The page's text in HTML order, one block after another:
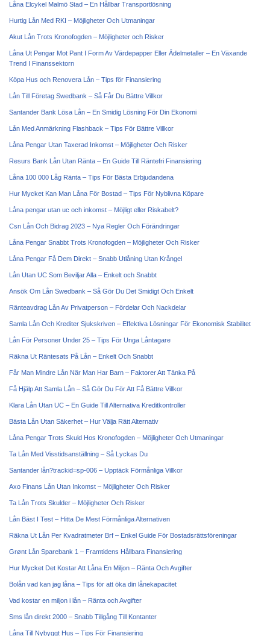
Låna Elcykel Malmö Stad – En Hållbar Transportlösning
Hurtig Lån Med RKI – Möjligheter Och Utmaningar
Akut Lån Trots Kronofogden – Möjligheter och Risker
Låna Ut Pengar Mot Pant I Form Av Värdepapper Eller Ädelmetaller – En Växande
Trend I Finanssektorn
Köpa Hus och Renovera Lån – Tips för Finansiering
Lån Till Företag Swedbank – Så Får Du Bättre Villkor
Santander Bank Lösa Lån – En Smidig Lösning För Din Ekonomi
Lån Med Anmärkning Flashback – Tips För Bättre Villkor
Låna Pengar Utan Taxerad Inkomst – Möjligheter Och Risker
Resurs Bank Lån Utan Ränta – En Guide Till Räntefri Finansiering
Låna 100 000 Låg Ränta – Tips För Bästa Erbjudandena
Hur Mycket Kan Man Låna För Bostad – Tips För Nyblivna Köpare
Låna pengar utan uc och inkomst – Möjligt eller Riskabelt?
Csn Lån Och Bidrag 2023 – Nya Regler Och Förändringar
Låna Pengar Snabbt Trots Kronofogden – Möjligheter Och Risker
Låna Pengar Få Dem Direkt – Snabb Utlåning Utan Krångel
Lån Utan UC Som Beviljar Alla – Enkelt och Snabbt
Ansök Om Lån Swedbank – Så Gör Du Det Smidigt Och Enkelt
Ränteavdrag Lån Av Privatperson – Fördelar Och Nackdelar
Samla Lån Och Krediter Sjukskriven – Effektiva Lösningar För Ekonomisk Stabilitet
Lån För Personer Under 25 – Tips För Unga Låntagare
Räkna Ut Räntesats På Lån – Enkelt Och Snabbt
Får Man Mindre Lån När Man Har Barn – Faktorer Att Tänka På
Få Hjälp Att Samla Lån – Så Gör Du För Att Få Bättre Villkor
Klara Lån Utan UC – En Guide Till Alternativa Kreditkontroller
Bästa Lån Utan Säkerhet – Hur Välja Rätt Alternativ
Låna Pengar Trots Skuld Hos Kronofogden – Möjligheter Och Utmaningar
Ta Lån Med Visstidsanställning – Så Lyckas Du
Santander lån?trackid=sp-006 – Upptäck Förmånliga Villkor
Axo Finans Lån Utan Inkomst – Möjligheter Och Risker
Ta Lån Trots Skulder – Möjligheter Och Risker
Lån Bäst I Test – Hitta De Mest Förmånliga Alternativen
Räkna Ut Lån Per Kvadratmeter Brf – Enkel Guide För Bostadsrättsföreningar
Grønt Lån Sparebank 1 – Framtidens Hållbara Finansiering
Hur Mycket Det Kostar Att Låna En Miljon – Ränta Och Avgifter
Bolån vad kan jag låna – Tips för att öka din lånekapacitet
Vad kostar en miljon i lån – Ränta och Avgifter
Sms lån direkt 2000 – Snabb Tillgång Till Kontanter
Låna Till Nybyggt Hus – Tips För Finansiering